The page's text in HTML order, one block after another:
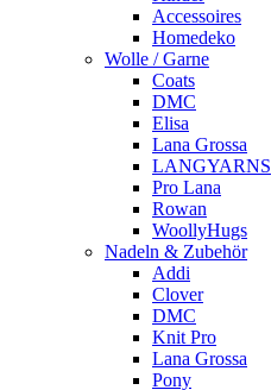
Accessoires
Homedeko
Wolle / Garne
Coats
DMC
Elisa
Lana Grossa
LANGYARNS
Pro Lana
Rowan
WoollyHugs
Nadeln & Zubehör
Addi
Clover
DMC
Knit Pro
Lana Grossa
Pony